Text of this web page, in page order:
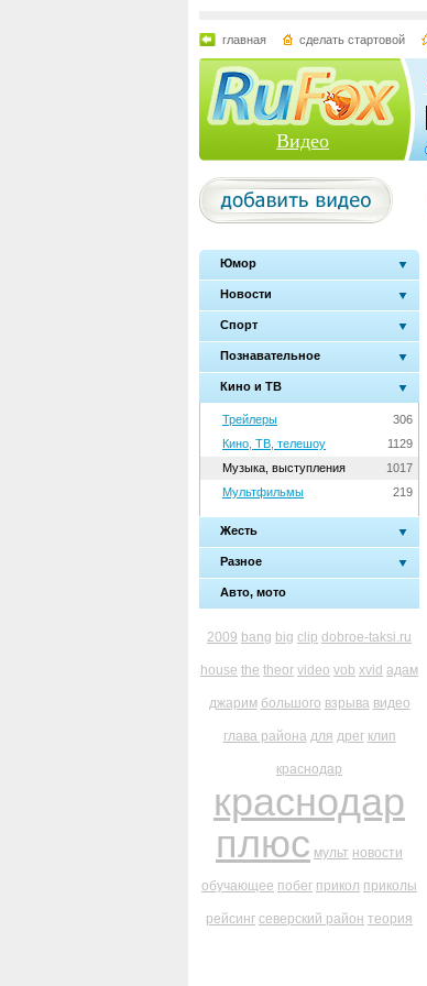
главная сделать стартовой
Видео
Юмор
Новости
Спорт
Познавательное
Кино и ТВ
306
Трейлеры
1129
Кино, ТВ, телешоу
1017
Музыка, выступления
219
Мультфильмы
Жесть
Разное
Авто, мото
2009 bang big clip dobroe-taksi.ru
house the theor video vob xvid адам
джарим большого взрыва видео
глава района для дрег клип
краснодар
краснодар
плюс мульт новости
обучающее побег прикол приколы
рейсинг северский район теория